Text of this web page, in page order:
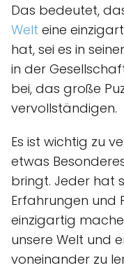
Das bedeutet,
Welt eine
hat, sei es in
in der
bei, das große
vervollständigen.
Es ist wichtig zu
etwas
bringt. Jeder hat
Erfahrungen und
einzigartig
unsere Welt und
voneinander zu